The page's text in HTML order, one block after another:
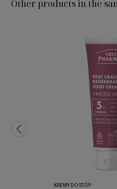
Other products in the
KREMY DO STÓP